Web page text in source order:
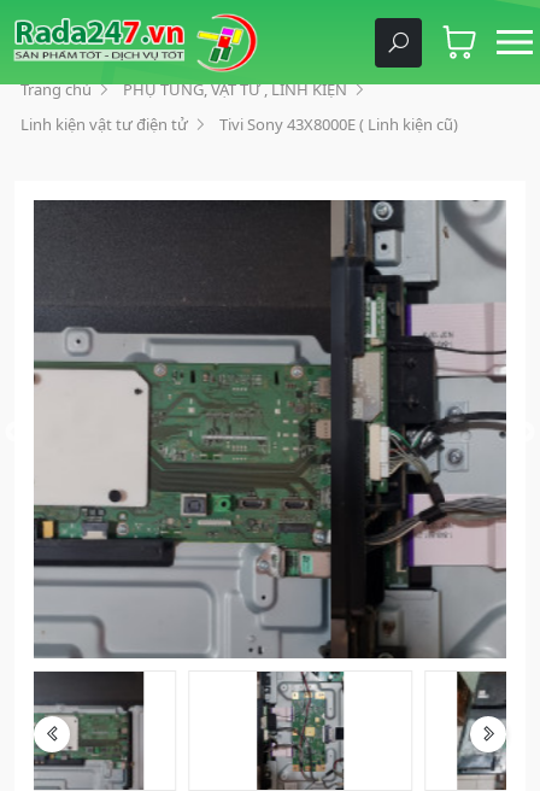
Trang chủ
PHỤ TÙNG, VẬT TƯ , LINH KIỆN
Linh kiện vật tư điện tử
Tivi Sony 43X8000E ( Linh kiện cũ)